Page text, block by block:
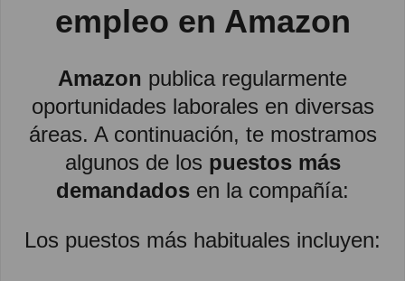
empleo en Amazon
Amazon publica regularmente
oportunidades laborales en diversas
áreas. A continuación, te mostramos
algunos de los puestos más
demandados en la compañía:
Los puestos más habituales incluyen: